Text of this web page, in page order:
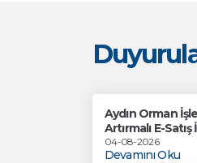
Aydın Orman
Artırmalı E-Satış
04-08-2026
Devamını Oku